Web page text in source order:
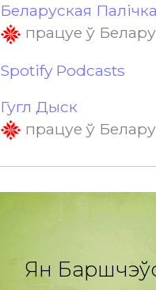
Беларуская Палічка
працуе ў
Spotify Podcasts
Гугл Дыск
працуе ў
Ян